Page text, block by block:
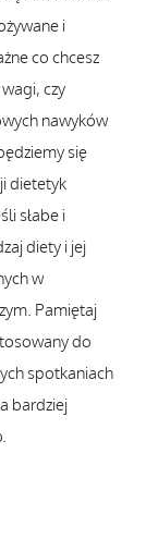
i
co chcesz
czy
nawyków
się
dietetyk
słabe i
diety i jej
w
Pamiętaj
do
spotkaniach
bardziej